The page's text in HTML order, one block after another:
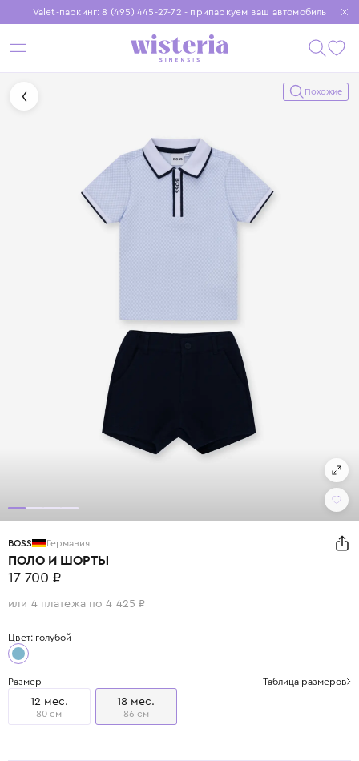
Valet-паркинг: 8 (495) 445-27-72 - припаркуем ваш автомобиль
Бесплатная доставка при заказе от 15 000 ₽
Установите приложение, чтобы покупки были еще удобнее
Похожие
BOSS Германия
ПОЛО И ШОРТЫ
17 700 ₽
или 4 платежа по 4 425 ₽
Цвет: голубой
Размер Таблица размеров
12 мес.
80 см
18 мес.
86 см